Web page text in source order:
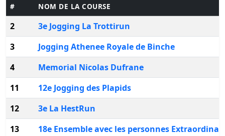
# NOM DE LA COURSE
2
3e Jogging La Trottirun
3
Jogging Athenee Royale de Binche
4
Memorial Nicolas Dufrane
11
12e Jogging des Plapids
12
3e La HestRun
13
18e Ensemble avec les personnes